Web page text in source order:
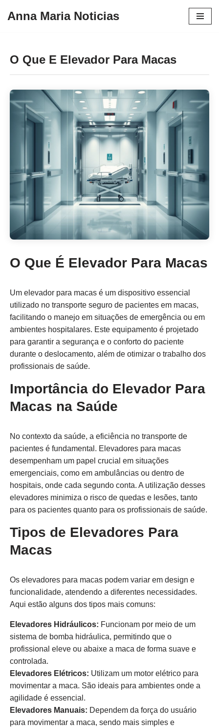
conteúdo
Anna Maria Noticias
O Que E Elevador Para Macas
O Que É Elevador Para Macas
Um elevador para macas é um dispositivo essencial
utilizado no transporte seguro de pacientes em macas,
facilitando o manejo em situações de emergência ou em
ambientes hospitalares. Este equipamento é projetado
para garantir a segurança e o conforto do paciente
durante o deslocamento, além de otimizar o trabalho dos
profissionais de saúde.
Importância do Elevador Para
Macas na Saúde
No contexto da saúde, a eficiência no transporte de
pacientes é fundamental. Elevadores para macas
desempenham um papel crucial em situações
emergenciais, como em ambulâncias ou dentro de
hospitais, onde cada segundo conta. A utilização desses
elevadores minimiza o risco de quedas e lesões, tanto
para os pacientes quanto para os profissionais de saúde.
Tipos de Elevadores Para
Macas
Os elevadores para macas podem variar em design e
funcionalidade, atendendo a diferentes necessidades.
Aqui estão alguns dos tipos mais comuns:
Elevadores Hidráulicos: Funcionam por meio de um
sistema de bomba hidráulica, permitindo que o
profissional eleve ou abaixe a maca de forma suave e
controlada.
Elevadores Elétricos: Utilizam um motor elétrico para
movimentar a maca. São ideais para ambientes onde a
agilidade é essencial.
Elevadores Manuais: Dependem da força do usuário
para movimentar a maca, sendo mais simples e